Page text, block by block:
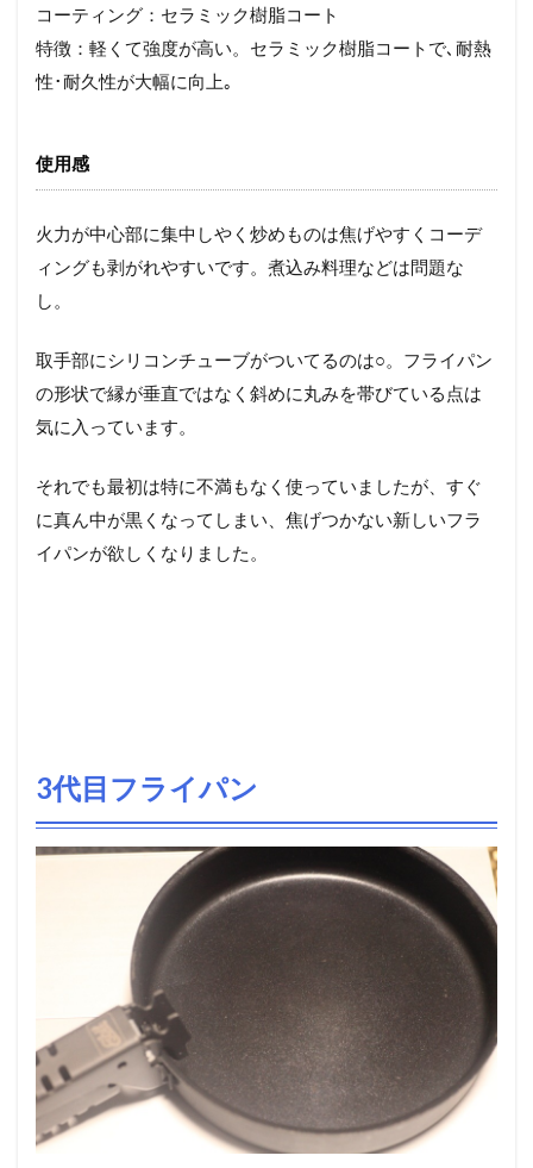
コーティング：セラミック樹脂コート
特徴：軽くて強度が高い。セラミック樹脂コートで､耐熱
性･耐久性が大幅に向上｡
使用感
火力が中心部に集中しやく炒めものは焦げやすくコーデ
ィングも剥がれやすいです。煮込み料理などは問題な
し。
取手部にシリコンチューブがついてるのは○。フライパン
の形状で縁が垂直ではなく斜めに丸みを帯びている点は
気に入っています。
それでも最初は特に不満もなく使っていましたが、すぐ
に真ん中が黒くなってしまい、焦げつかない新しいフラ
イパンが欲しくなりました。
3代目フライパン